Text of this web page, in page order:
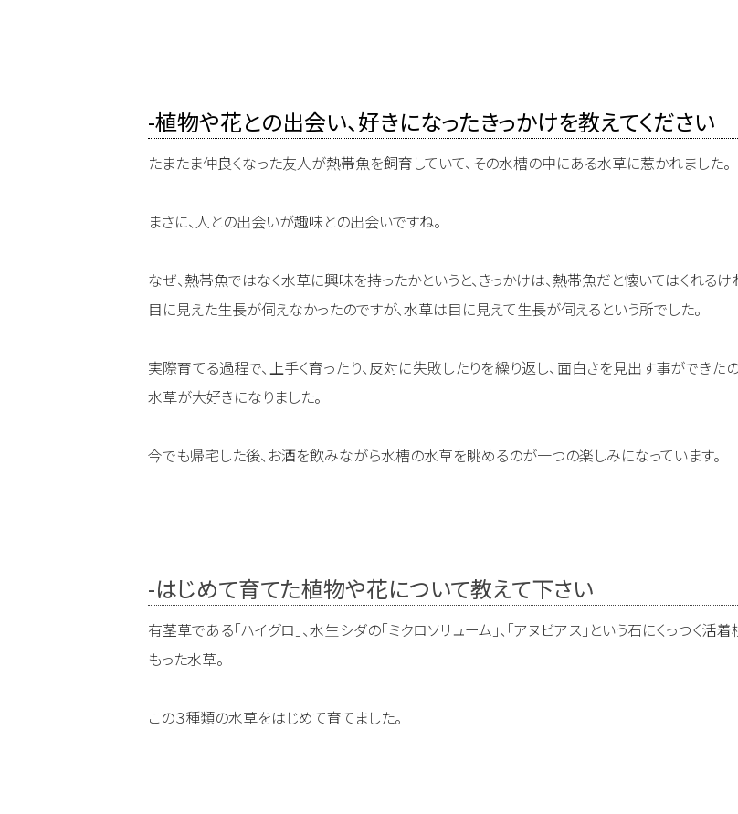
-植物や花との出会い、好きになったきっかけを教えてください
たまたま仲良くなった友人が熱帯魚を飼育していて、その水槽の中にある水草に惹かれました。
まさに、人との出会いが趣味との出会いですね。
なぜ、熱帯魚ではなく水草に興味を持ったかというと、きっかけは、熱帯魚だと懐いてはくれるけ
目に見えた生長が伺えなかったのですが、水草は目に見えて生長が伺えるという所でした。
実際育てる過程で、上手く育ったり、反対に失敗したりを繰り返し、面白さを見出す事ができたの
水草が大好きになりました。
今でも帰宅した後、お酒を飲みながら水槽の水草を眺めるのが一つの楽しみになっています。
-はじめて育てた植物や花について教えて下さい
有茎草である「ハイグロ」、水生シダの「ミクロソリューム」、「アヌビアス」という石にくっつく活
もった水草。
この３種類の水草をはじめて育てました。